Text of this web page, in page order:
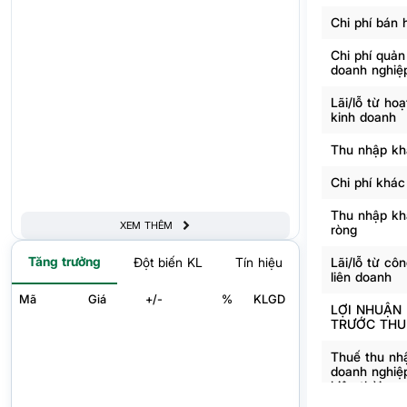
XEM THÊM
Tăng trưởng Đột biến KL Tín hiệu
Mã Giá +/- % KLGD
Chi phí bán
Chi phí
doanh
Lãi/lỗ từ
kinh doanh
Thu nhập
Chi phí khác
Thu nhập
ròng
Lãi/lỗ từ
liên doanh
LỢI NHUẬN
TRƯỚC
Thuế thu
doanh
hiện thời